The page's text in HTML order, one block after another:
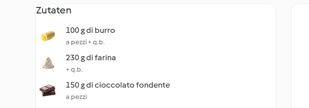
Zutaten
100 g di burro
a pezzi + q.b.
230 g di farina
+ q.b.
150 g di cioccolato fondente
a pezzi